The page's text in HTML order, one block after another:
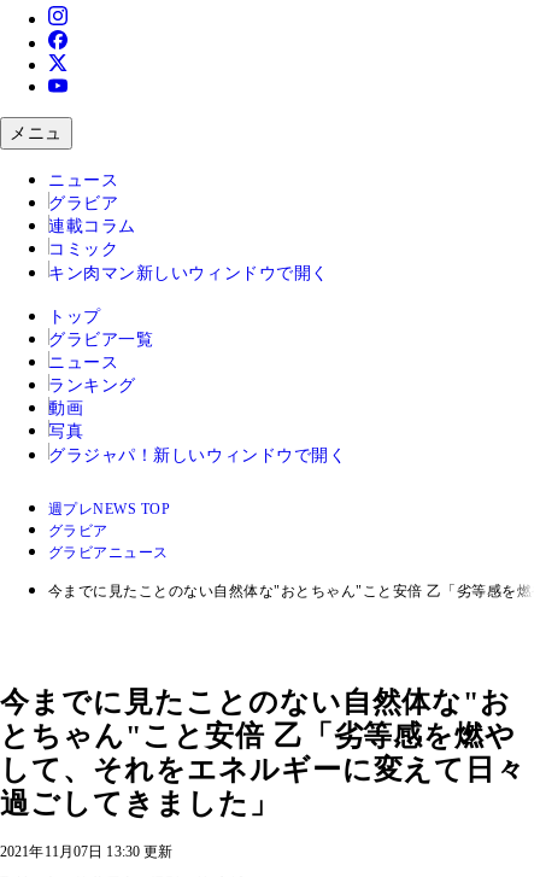
メニュ
ニュース
グラビア
連載コラム
コミック
キン肉マン 新しいウィンドウで開く
トップ
グラビア一覧
ニュース
ランキング
動画
写真
グラジャパ！ 新しいウィンドウで開く
週プレNEWS TOP
グラビア
グラビアニュース
今までに見たことのない自然体な"おとちゃん"こと安倍 乙「劣等感を
今までに見たことのない自然体な"お
とちゃん"こと安倍 乙「劣等感を燃や
して、それをエネルギーに変えて日々
過ごしてきました」
2021年11月07日 13:30 更新